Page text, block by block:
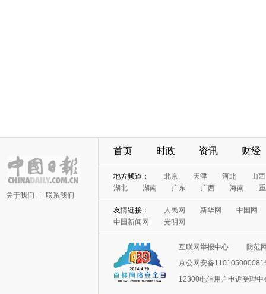
关于我们 联系我们
首页 时政 资讯 财经
地方频道： 北京 天津 河北
山西
湖北
湖南 广东 广西 海南
友情链接： 人民网 新华网
中国网
中国新闻网
光明网
互联网举报中心
防范
京公网安备110105000081
12300电信用户申诉受理中